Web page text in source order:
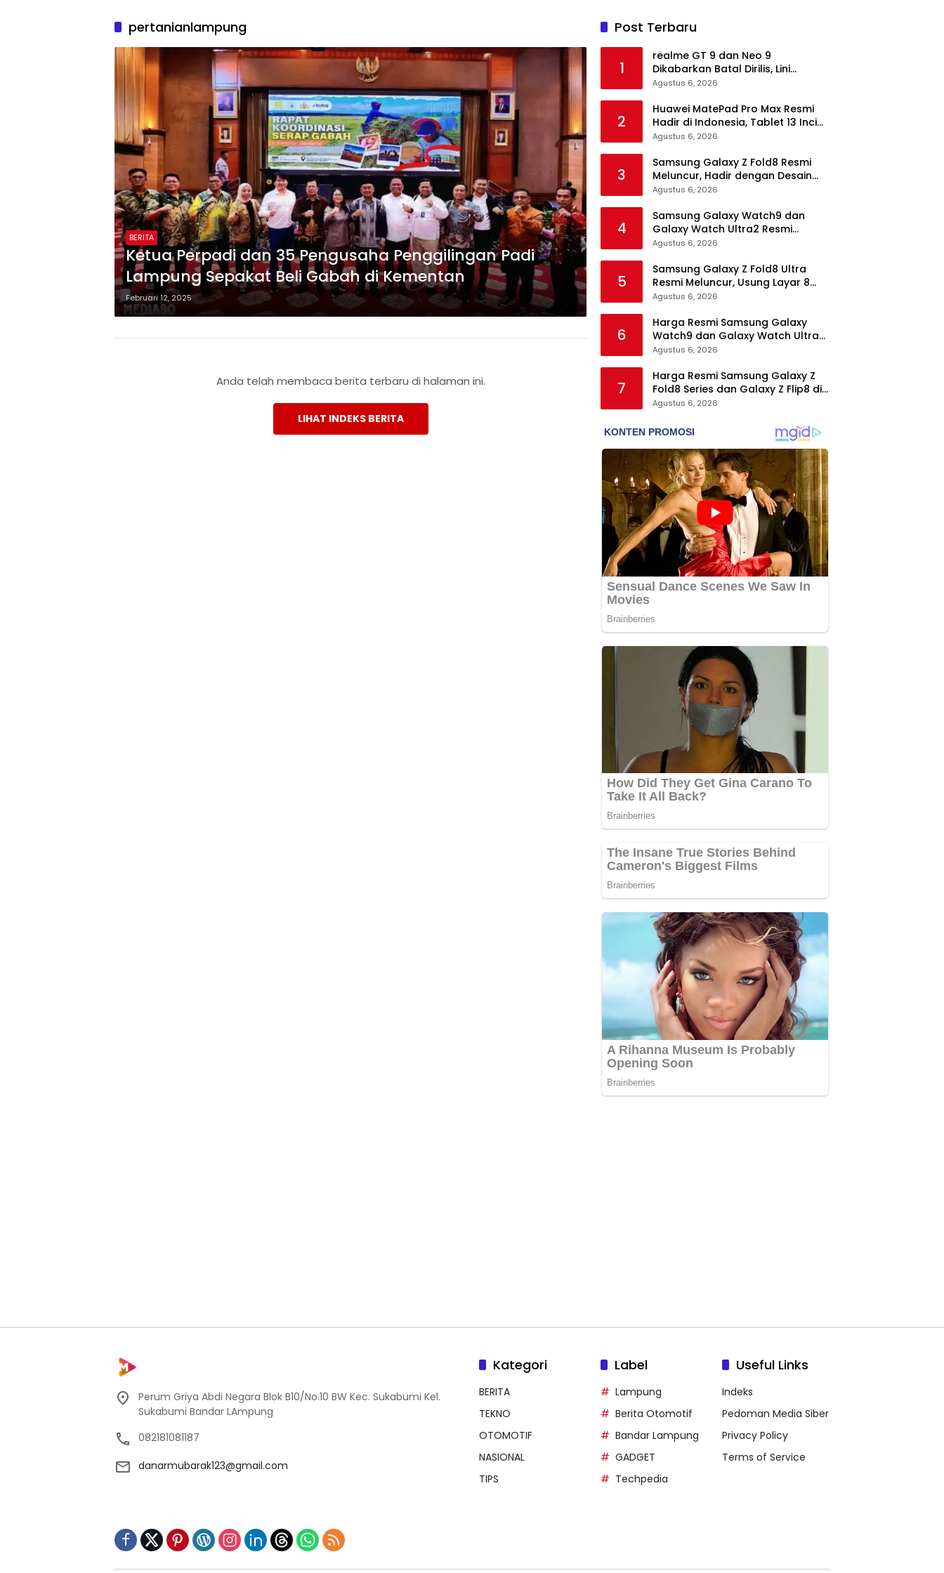
pertanianlampung
BERITA
Ketua Perpadi dan 35 Pengusaha Penggilingan Padi
Lampung Sepakat Beli Gabah di Kementan
Februari 12, 2025
Anda telah membaca berita terbaru di halaman ini.
LIHAT INDEKS BERITA
Post Terbaru
1
realme GT 9 dan Neo 9
Dikabarkan Batal Dirilis, Lini
Flagship realme Terancam
Agustus 6, 2026
2
Huawei MatePad Pro Max Resmi
Hadir di Indonesia, Tablet 13 Inci
Tertipis dan Teringan
Agustus 6, 2026
3
Samsung Galaxy Z Fold8 Resmi
Meluncur, Hadir dengan Desain
Lebih Pendek dan Lebar
Agustus 6, 2026
4
Samsung Galaxy Watch9 dan
Galaxy Watch Ultra2 Resmi
Meluncur, Bawa AI, Snapdragon
Baru
Agustus 6, 2026
5
Samsung Galaxy Z Fold8 Ultra
Resmi Meluncur, Usung Layar 8
Inci, Kamera 200MP dan
Agustus 6, 2026
6
Harga Resmi Samsung Galaxy
Watch9 dan Galaxy Watch Ultra2
di Indonesia, Mulai Rp5,9 Jutaan
Agustus 6, 2026
7
Harga Resmi Samsung Galaxy Z
Fold8 Series dan Galaxy Z Flip8 di
Indonesia, Mulai Rp19 Jutaan
Agustus 6, 2026
Perum Griya Abdi Negara Blok B10/No.10 BW Kec. Sukabumi Kel.
Sukabumi Bandar LAmpung
082181081187
danarmubarak123@gmail.com
Kategori
BERITA
TEKNO
OTOMOTIF
NASIONAL
TIPS
Label
Lampung
Berita Otomotif
Bandar Lampung
GADGET
Techpedia
Useful Links
Indeks
Pedoman Media Siber
Privacy Policy
Terms of Service